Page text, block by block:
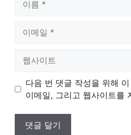
트
다음 번 댓글 작성을 위해
이메일, 그리고 웹사이트를